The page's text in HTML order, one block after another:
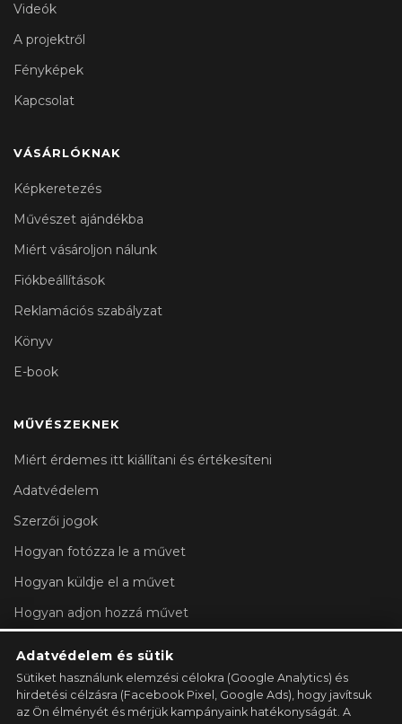
Videók
A projektről
Fényképek
Kapcsolat
VÁSÁRLÓKNAK
Képkeretezés
Művészet ajándékba
Miért vásároljon nálunk
Fiókbeállítások
Reklamációs szabályzat
Könyv
E-book
MŰVÉSZEKNEK
Miért érdemes itt kiállítani és értékesíteni
Adatvédelem
Szerzői jogok
Hogyan fotózza le a művet
Hogyan küldje el a művet
Hogyan adjon hozzá művet
GALÉRIA REGISZTRÁLÁSA →
Adatvédelem és sütik
Sütiket használunk elemzési célokra (Google Analytics) és
hirdetési célzásra (Facebook Pixel, Google Ads), hogy javítsuk
az Ön élményét és mérjük kampányaink hatékonyságát. A